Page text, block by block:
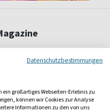
Datenschutzbestimmungen
ein großartiges Webseiten-Erlebnis zu
können wir Cookies zur Analyse
Informationen zu den von uns